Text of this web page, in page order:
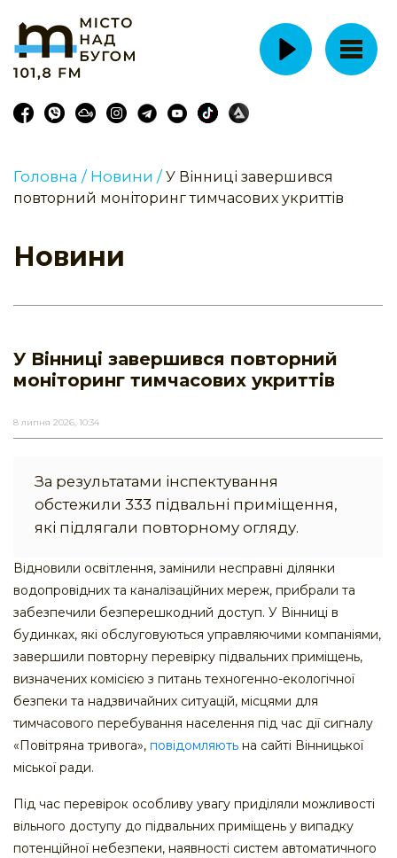
Головна / Новини / У Вінниці завершився
повторний моніторинг тимчасових укриттів
Новини
У Вінниці завершився повторний
моніторинг тимчасових укриттів
8 липня 2026, 10:34
За результатами інспектування
обстежили 333 підвальні приміщення,
які підлягали повторному огляду.
Відновили освітлення, замінили несправні ділянки
водопровідних та каналізаційних мереж, прибрали та
забезпечили безперешкодний доступ. У Вінниці в
будинках, які обслуговуються управляючими компаніями,
завершили повторну перевірку підвальних приміщень,
визначених комісією з питань техногенно-екологічної
безпеки та надзвичайних ситуацій, місцями для
тимчасового перебування населення під час дії сигналу
«Повітряна тривога», повідомляють на сайті Вінницької
міської ради.
Під час перевірок особливу увагу приділяли можливості
вільного доступу до підвальних приміщень у випадку
потенційної небезпеки, наявності систем автоматичного